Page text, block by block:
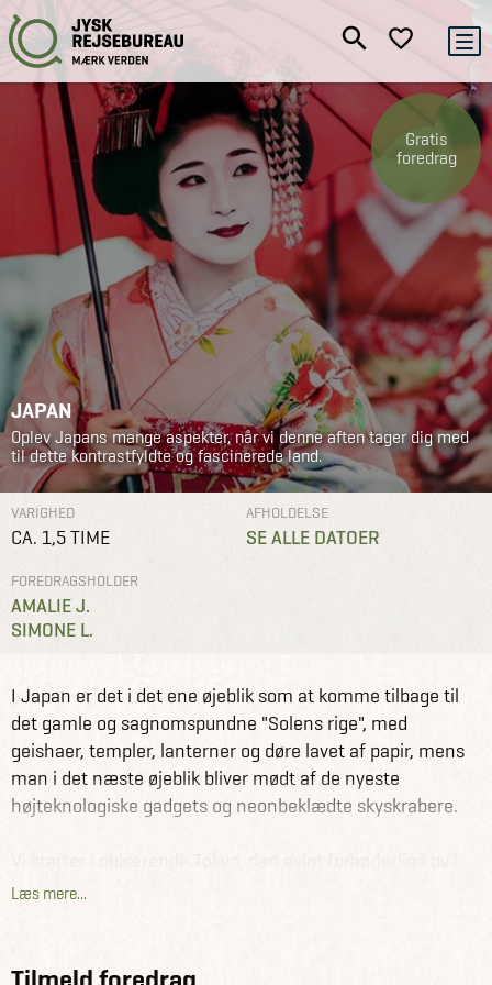
Gratis
foredrag
JAPAN
Oplev Japans mange aspekter, når vi denne aften tager dig med
til dette kontrastfyldte og fascinerede land.
VARIGHED
CA. 1,5 TIME
FOREDRAGSHOLDER
AMALIE J.
SIMONE L.
AFHOLDELSE
SE ALLE DATOER
I Japan er det i det ene øjeblik som at komme tilbage til
det gamle og sagnomspundne "Solens rige", med
geishaer, templer, lanterner og døre lavet af papir, mens
man i det næste øjeblik bliver mødt af de nyeste
højteknologiske gadgets og neonbeklædte skyskrabere.
konstant bevægelse - her går det stærkt og du mærker
Turen går videre mod De Japanske Alper med hyggelige
Læs mere...